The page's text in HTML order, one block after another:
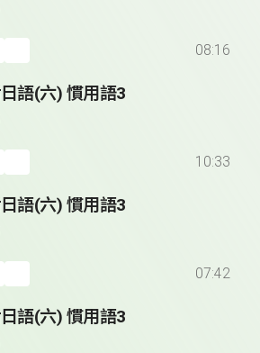
08:16
語(六) 慣用語3
10:33
語(六) 慣用語3
07:42
語(六) 慣用語3